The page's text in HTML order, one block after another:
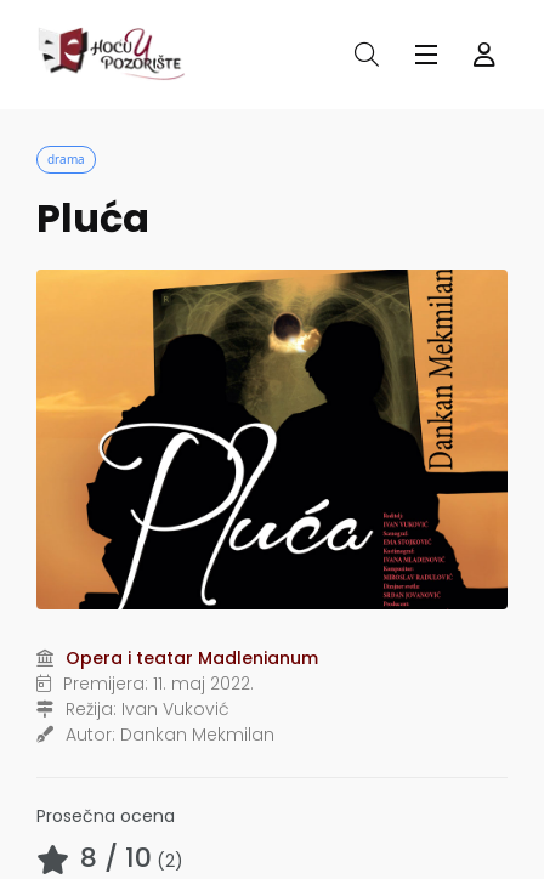
drama
Pluća
Opera i teatar Madlenianum
Premijera: 11. maj 2022.
Režija: Ivan Vuković
Autor: Dankan Mekmilan
Prosečna ocena
8 / 10 (2)